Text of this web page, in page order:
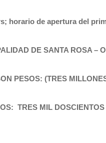
horario de apertura del
DE SANTA ROSA –
PESOS: (TRES
TRES MIL